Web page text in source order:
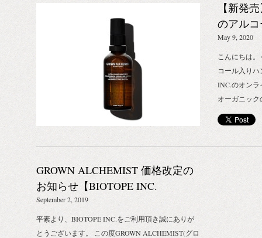
アイテム。
いを守りな
本品は医薬品
消毒用エタ
用いただけ
ております
ね！ ハイド
ル70%配合
ェル 500mlポ
ル・ハンドク
【新発
のアル
May 9, 2020
こんにちは
コール入り
INC.のオンラ
オーガニッ
度（約70%
プのハンド
配合し、肌
ませんが、
い日々。 不
GROWN ALCHEMIST 価格改定の
お知らせ【BIOTOPE INC.
STORE】
September 2, 2019
平素より、BIOTOPE INC.をご利用頂き誠にありが
とうございます。 この度GROWN ALCHEMIST(グロ